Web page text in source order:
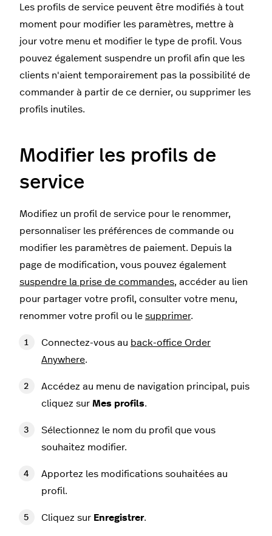
Les profils de service peuvent être modifiés à tout
moment pour modifier les paramètres, mettre à
jour votre menu et modifier le type de profil. Vous
pouvez également suspendre un profil afin que les
clients n'aient temporairement pas la possibilité de
commander à partir de ce dernier, ou supprimer les
profils inutiles.
Modifier les profils de
service
Modifiez un profil de service pour le renommer,
personnaliser les préférences de commande ou
modifier les paramètres de paiement. Depuis la
page de modification, vous pouvez également
suspendre la prise de commandes, accéder au lien
pour partager votre profil, consulter votre menu,
renommer votre profil ou le supprimer.
Connectez-vous au back-office Order
Anywhere.
Accédez au menu de navigation principal, puis
cliquez sur Mes profils.
Sélectionnez le nom du profil que vous
souhaitez modifier.
Apportez les modifications souhaitées au
profil.
Cliquez sur Enregistrer.